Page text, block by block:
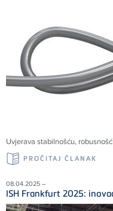
Uvjerava stabilnošću,
PROČITAJ ČLANAK
08.04.2025 –
ISH Frankfurt 2025: